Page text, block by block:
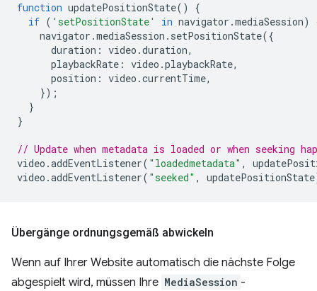
function updatePositionState()
{
if ( 'setPositionState' in navigator .mediaSession)
navigator .mediaSession . setPositionState({
duration : video .duration,
playbackRate : video .playbackRate,
position : video .currentTime,
});
}
}
// Update when metadata is loaded or when seeking
video .addEventListener( "loadedmetadata" ,
video .addEventListener( "seeked" , updatePositionState
Übergänge ordnungsgemäß abwickeln
Wenn auf Ihrer Website automatisch die nächste Folge
abgespielt wird, müssen Ihre MediaSession -